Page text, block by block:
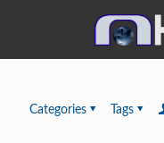
Categories Tags